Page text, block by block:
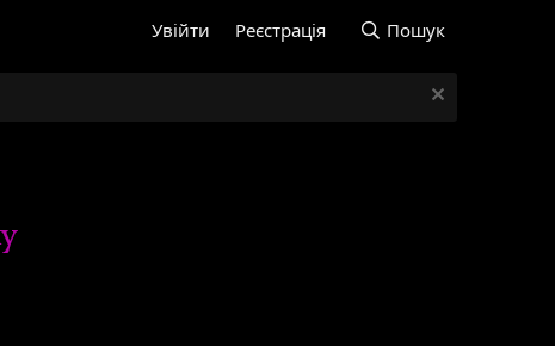
Увійти Реєстрація Пошук